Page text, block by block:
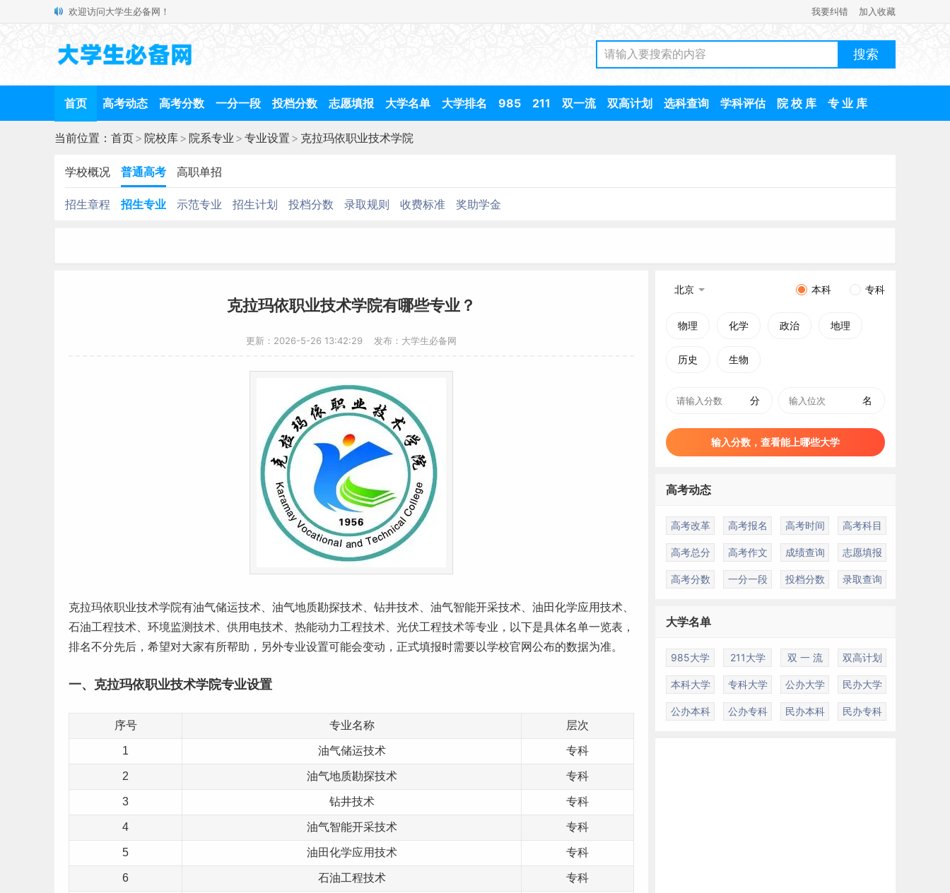
欢迎访问大学生必备网！ 我要纠错 加入收藏
首页 高考动态 高考分数 一分一段 投档分数 志愿填报 大学名单 大学排名 985 211 双一流 双高计划 选科查询 学科评估 院 校 库 专 业 库
当前位置： 首页> 院校库> 院系专业 > 专业设置 > 克拉玛依职业技术学院
学校概况 普通高考 高职单招
招生章程 招生专业 示范专业 招生计划 投档分数 录取规则 收费标准 奖助学金
克拉玛依职业技术学院有哪些专业？
更新：2026-5-26 13:42:29 发布：大学生必备网
克拉玛依职业技术学院有油气储运技术、油气地质勘探技术、钻井技术、油气智能开采技术、油田化学应用技术、
石油工程技术、环境监测技术、供用电技术、热能动力工程技术、光伏工程技术等专业，以下是具体名单一览表，
排名不分先后，希望对大家有所帮助，另外专业设置可能会变动，正式填报时需要以学校官网公布的数据为准。
一、克拉玛依职业技术学院专业设置
序号 专业名称 层次
1 油气储运技术 专科
2 油气地质勘探技术 专科
3 钻井技术 专科
4 油气智能开采技术 专科
5 油田化学应用技术 专科
6 石油工程技术 专科
北京 本科 专科
物理 化学 政治 地理
历史 生物
分 名
输入分数，查看能上哪些大学
高考动态
高考改革 高考报名 高考时间 高考科目
高考总分 高考作文 成绩查询 志愿填报
高考分数 一分一段 投档分数 录取查询
大学名单
985大学 211大学 双 一 流 双高计划
本科大学 专科大学 公办大学 民办大学
公办本科 公办专科 民办本科 民办专科